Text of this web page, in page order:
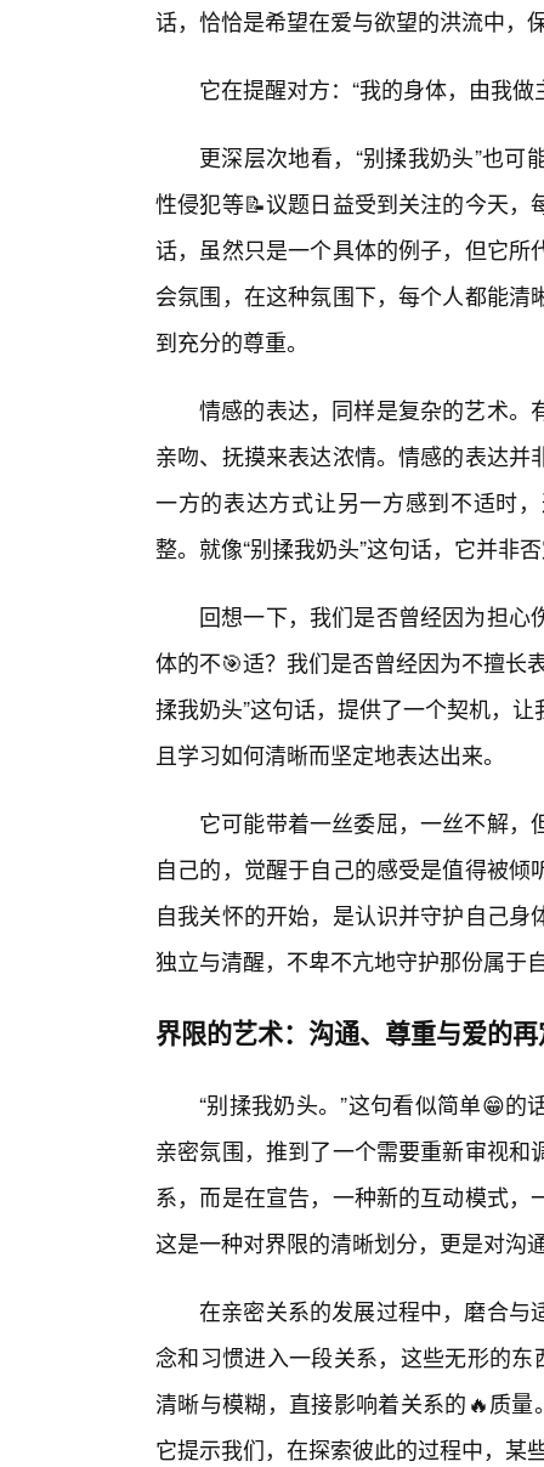
话，恰恰是希望在爱与欲望的洪流中，
它在提醒对方：“我的身体，由我
更深层次地看，“别揉我奶头”也
性侵犯等📝议题日益受到关注的今天
话，虽然只是一个具体的例子，但它
会氛围，在这种氛围下，每个人都能
到充分的尊重。
情感的表达，同样是复杂的艺术。
亲吻、抚摸来表达浓情。情感的表达
一方的表达方式让另一方感到不适时
整。就像“别揉我奶头”这句话，它并非
回想一下，我们是否曾经因为担
体的不🎯适？我们是否曾经因为不擅长
揉我奶头”这句话，提供了一个契机，
且学习如何清晰而坚定地表达出来。
它可能带着一丝委屈，一丝不解
自己的，觉醒于自己的感受是值得被
自我关怀的开始，是认识并守护自己
独立与清醒，不卑不亢地守护那份属于
界限的艺术：沟通、尊重与爱的
“别揉我奶头。”这句看似简单😁
亲密氛围，推到了一个需要重新审视
系，而是在宣告，一种新的互动模式
这是一种对界限的清晰划分，更是对沟
在亲密关系的发展过程中，磨合与
念和习惯进入一段关系，这些无形的
清晰与模糊，直接影响着关系的🔥质
它提示我们，在探索彼此的过程中，某